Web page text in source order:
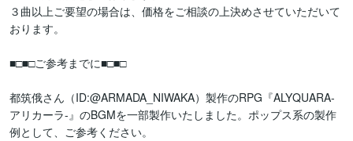
３曲以上ご要望の場合は、価格をご相談の上決めさせていただいて
おります。
■□■□ご参考までに■□■□
都筑俄さん（ID:@ARMADA_NIWAKA）製作のRPG『ALYQUARA-
アリカーラ-』のBGMを一部製作いたしました。ポップス系の製作
例として、ご参考ください。